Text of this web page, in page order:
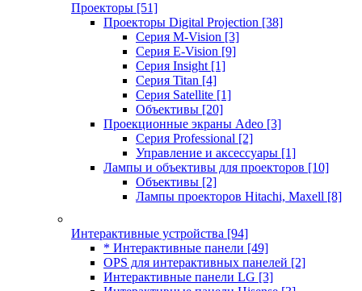
Проекторы [51]
Проекторы Digital Projection [38]
Серия M-Vision [3]
Серия E-Vision [9]
Серия Insight [1]
Серия Titan [4]
Серия Satellite [1]
Объективы [20]
Проекционные экраны Adeo [3]
Серия Professional [2]
Управление и аксессуары [1]
Лампы и объективы для проекторов [10]
Объективы [2]
Лампы проекторов Hitachi, Maxell [8]
Интерактивные устройства [94]
* Интерактивные панели [49]
OPS для интерактивных панелей [2]
Интерактивные панели LG [3]